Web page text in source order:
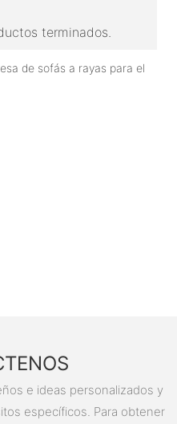
terminados.
e ideas personalizados y
específicos. Para obtener